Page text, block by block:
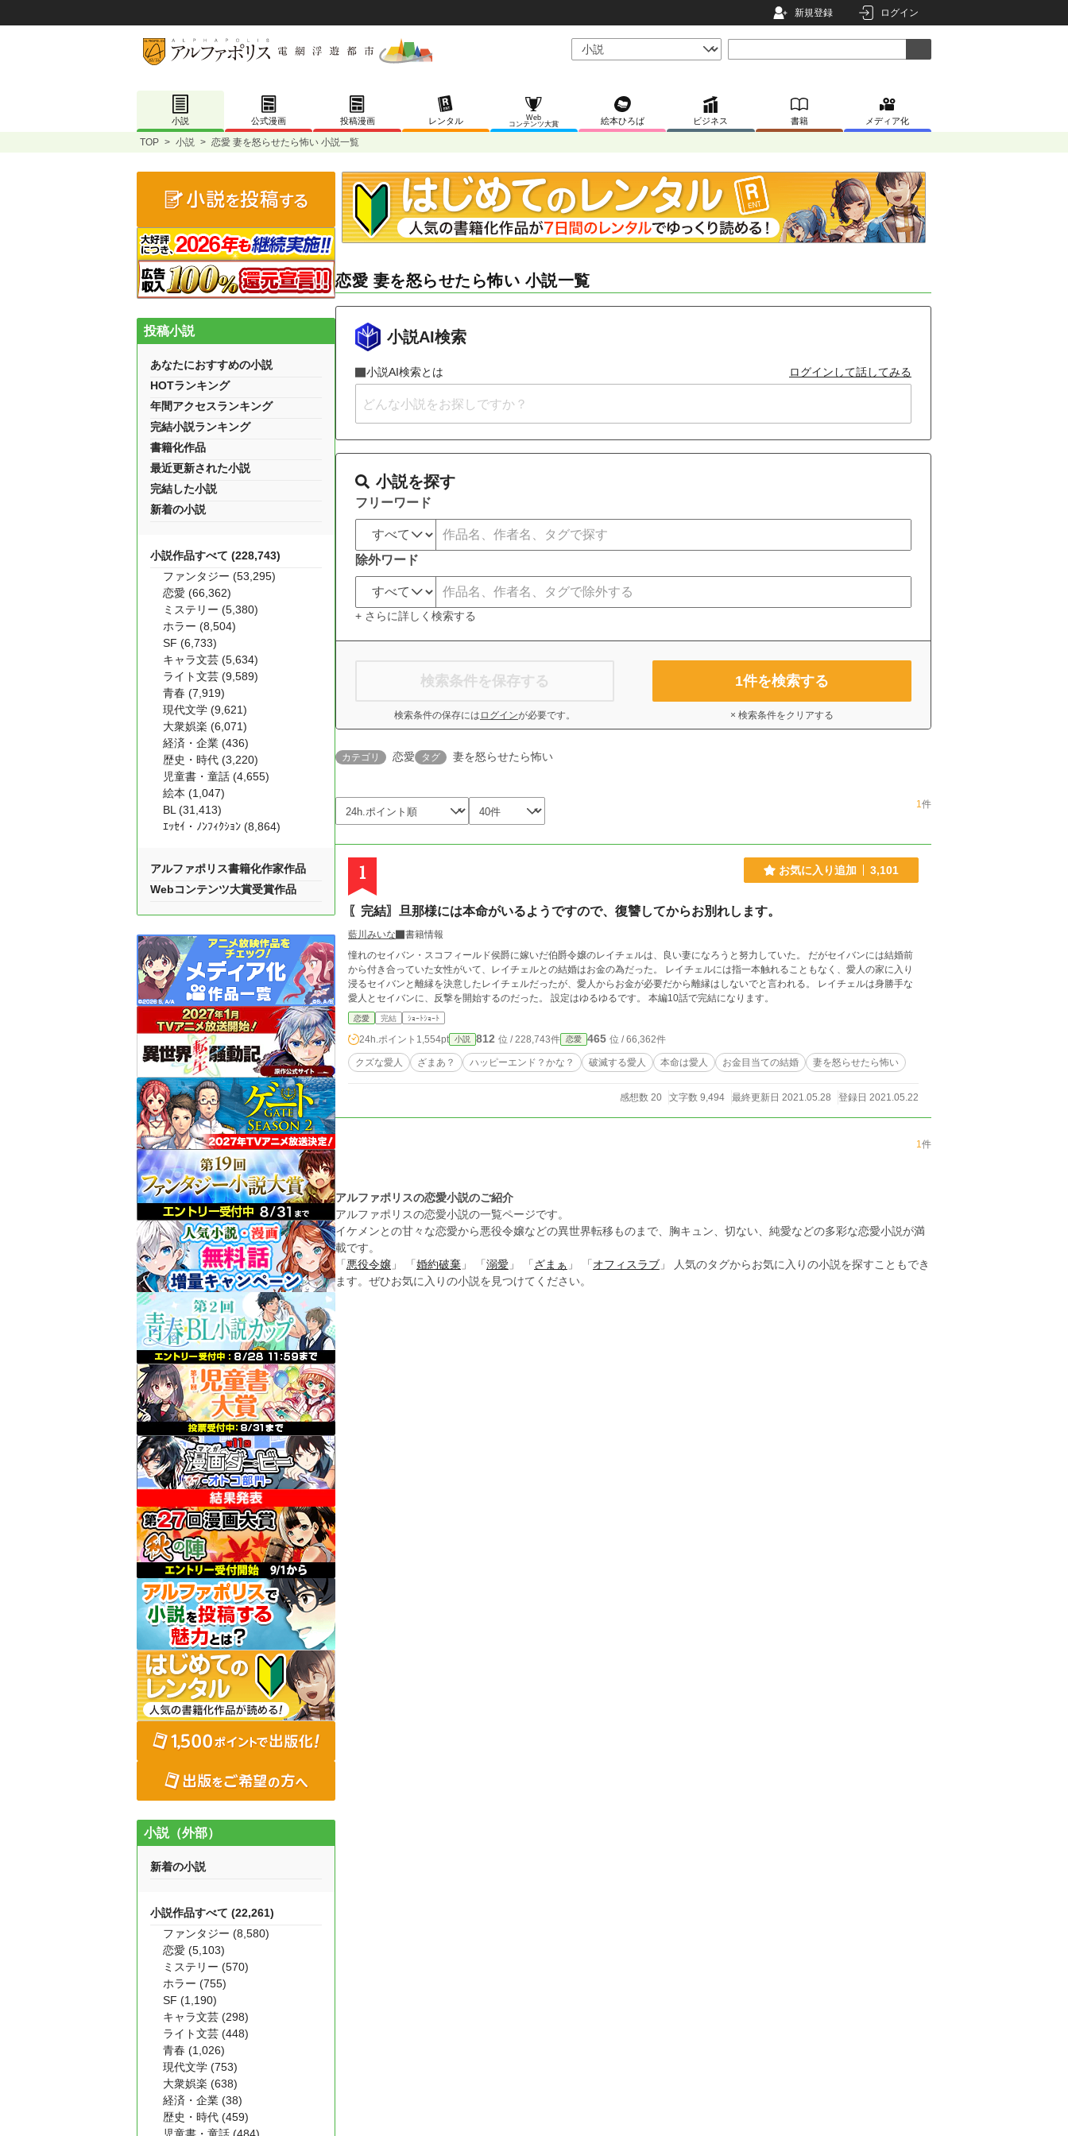
新規登録 ログイン
小説 公式漫画 投稿漫画 レンタル
Web
コンテンツ大賞
絵本ひろば ビジネス 書籍 メディア化
TOP > 小説 > 恋愛 妻を怒らせたら怖い 小説一覧
恋愛 妻を怒らせたら怖い 小説一覧
小説AI検索
小説AI検索とは ログインして話してみる
小説を探す
フリーワード
除外ワード
+ さらに詳しく検索する
検索条件を保存する
検索条件の保存には ログインが必要です。
1件を検索する
× 検索条件をクリアする
カテゴリ 恋愛 タグ 妻を怒らせたら怖い
1件
1 お気に入り追加 3,101
〖完結〗旦那様には本命がいるようですので、復讐してからお別れします。
藍川みいな
書籍情報
憧れのセイバン・スコフィールド侯爵に嫁いだ伯爵令嬢のレイチェルは、良い妻になろうと努力していた。 だがセイバンには結婚前
から付き合っていた女性がいて、レイチェルとの結婚はお金の為だった。 レイチェルには指一本触れることもなく、愛人の家に入り
浸るセイバンと離縁を決意したレイチェルだったが、愛人からお金が必要だから離縁はしないでと言われる。 レイチェルは身勝手な
愛人とセイバンに、反撃を開始するのだった。 設定はゆるゆるです。 本編10話で完結になります。
恋愛 完結 ｼｮｰﾄｼｮｰﾄ
24h.ポイント 1,554pt 小説 812 位 / 228,743件 恋愛 465 位 / 66,362件
クズな愛人 ざまあ？ ハッピーエンド？かな？ 破滅する愛人 本命は愛人 お金目当ての結婚 妻を怒らせたら怖い
感想数 20 文字数 9,494 最終更新日 2021.05.28 登録日 2021.05.22
1件
アルファポリスの恋愛小説のご紹介
アルファポリスの恋愛小説の一覧ページです。
イケメンとの甘々な恋愛から悪役令嬢などの異世界転移ものまで、胸キュン、切ない、純愛などの多彩な恋愛小説が満
載です。
「 悪役令嬢 」 「 婚約破棄 」 「 溺愛 」 「 ざまぁ 」 「 オフィスラブ 」 人気のタグからお気に入りの小説を探すこともでき
ます。ぜひお気に入りの小説を見つけてください。
投稿小説
あなたにおすすめの小説
HOTランキング
年間アクセスランキング
完結小説ランキング
書籍化作品
最近更新された小説
完結した小説
新着の小説
小説作品すべて (228,743)
ファンタジー (53,295)
恋愛 (66,362)
ミステリー (5,380)
ホラー (8,504)
SF (6,733)
キャラ文芸 (5,634)
ライト文芸 (9,589)
青春 (7,919)
現代文学 (9,621)
大衆娯楽 (6,071)
経済・企業 (436)
歴史・時代 (3,220)
児童書・童話 (4,655)
絵本 (1,047)
BL (31,413)
ｴｯｾｲ・ﾉﾝﾌｨｸｼｮﾝ (8,864)
アルファポリス書籍化作家作品
Webコンテンツ大賞受賞作品
小説（外部）
新着の小説
小説作品すべて (22,261)
ファンタジー (8,580)
恋愛 (5,103)
ミステリー (570)
ホラー (755)
SF (1,190)
キャラ文芸 (298)
ライト文芸 (448)
青春 (1,026)
現代文学 (753)
大衆娯楽 (638)
経済・企業 (38)
歴史・時代 (459)